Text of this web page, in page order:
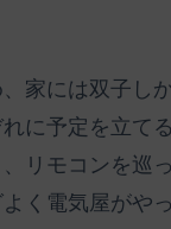
家には双子し
に予定を立てる
リモコンを巡
く電気屋がや